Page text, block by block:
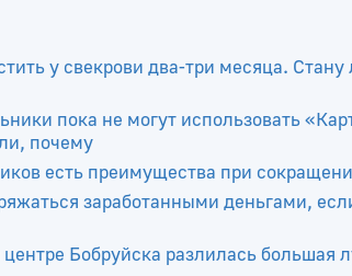
у свекрови два-три месяца. Стану
пока не могут использовать
почему
есть преимущества при